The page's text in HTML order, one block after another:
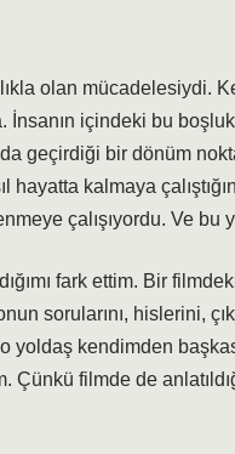
olan mücadelesiydi.
İnsanın içindeki bu
geçirdiği bir dönüm
hayatta kalmaya
çalışıyordu. Ve bu
fark ettim. Bir
sorularını, hislerini,
yoldaş kendimden
filmde de